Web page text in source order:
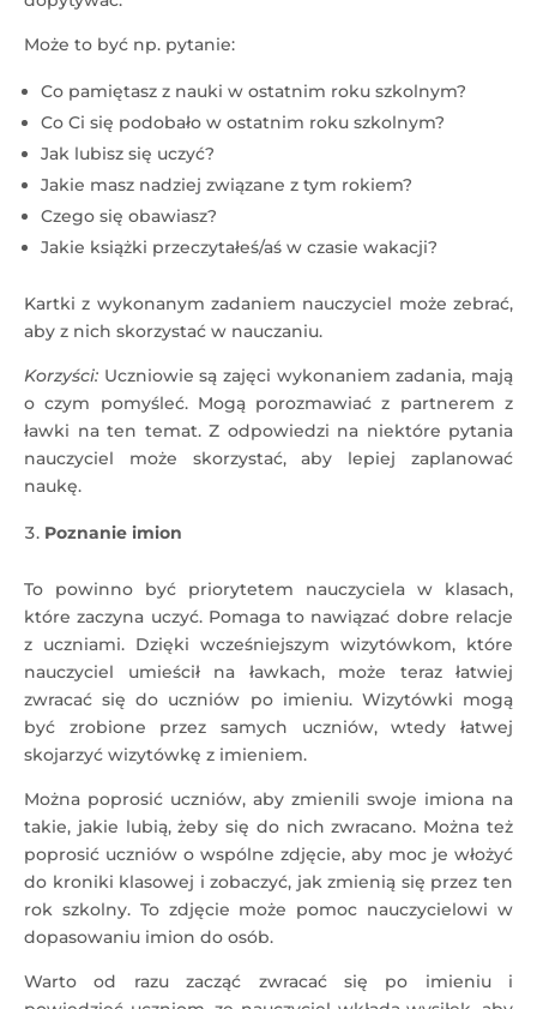
Może to być np. pytanie:
Co pamiętasz z nauki w ostatnim roku szkolnym?
Co Ci się podobało w ostatnim roku szkolnym?
Jak lubisz się uczyć?
Jakie masz nadziej związane z tym rokiem?
Czego się obawiasz?
Jakie książki przeczytałeś/aś w czasie wakacji?
Kartki z wykonanym zadaniem nauczyciel może zebrać,
aby z nich skorzystać w nauczaniu.
Korzyści: Uczniowie są zajęci wykonaniem zadania, mają
o czym pomyśleć. Mogą porozmawiać z partnerem z
ławki na ten temat. Z odpowiedzi na niektóre pytania
nauczyciel może skorzystać, aby lepiej zaplanować
naukę.
Poznanie imion
To powinno być priorytetem nauczyciela w klasach,
które zaczyna uczyć. Pomaga to nawiązać dobre relacje
z uczniami. Dzięki wcześniejszym wizytówkom, które
nauczyciel umieścił na ławkach, może teraz łatwiej
zwracać się do uczniów po imieniu. Wizytówki mogą
być zrobione przez samych uczniów, wtedy łatwej
skojarzyć wizytówkę z imieniem.
Można poprosić uczniów, aby zmienili swoje imiona na
takie, jakie lubią, żeby się do nich zwracano. Można też
poprosić uczniów o wspólne zdjęcie, aby moc je włożyć
do kroniki klasowej i zobaczyć, jak zmienią się przez ten
rok szkolny. To zdjęcie może pomoc nauczycielowi w
dopasowaniu imion do osób.
Warto od razu zacząć zwracać się po imieniu i